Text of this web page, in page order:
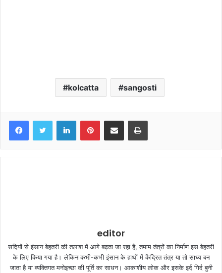
kolcatta sangosti
editor
सदियों से इंसान बेहतरी की तलाश में आगे बढ़ता जा रहा है, तमाम तंत्रों का निर्माण इस बेहतरी
के लिए किया गया है। लेकिन कभी-कभी इंसान के हाथों में केंद्रित तंत्र या तो साध्य बन
जाता है या व्यक्तिगत मनोइच्छा की पूर्ति का साधन। आकाशीय लोक और इसके इर्द गिर्द बुनी